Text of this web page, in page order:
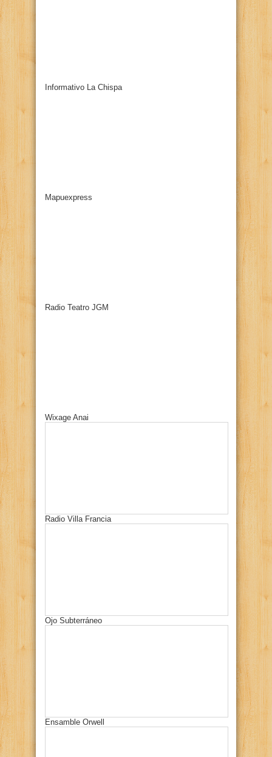
Informativo La Chispa
Mapuexpress
Radio Teatro JGM
Wixage Anai
Radio Villa Francia
Ojo Subterráneo
Ensamble Orwell